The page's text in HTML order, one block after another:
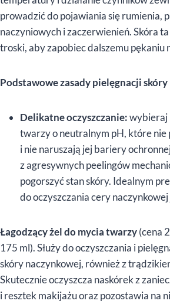
prowadzić do pojawiania się rumienia,
naczyniowych i zaczerwienień. Skóra
troski, aby zapobiec dalszemu pękaniu
Podstawowe zasady pielęgnacji
Delikatne oczyszczanie:wybieraj
twarzy o neutralnym pH, które nie
i nie naruszają jej bariery
z agresywnych peelingów
pogorszyć stan skóry. Idealnym
do oczyszczania cery naczynkowej
Łagodzący żel do mycia twarzy(cena
175 ml). Służy do oczyszczania i
skóry naczynkowej, również z
Skutecznie oczyszcza naskórek z
i resztek makijażu oraz pozostawia na